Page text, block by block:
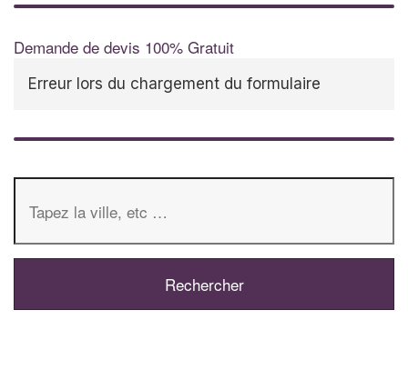
Demande de devis 100% Gratuit
Erreur lors du chargement du formulaire